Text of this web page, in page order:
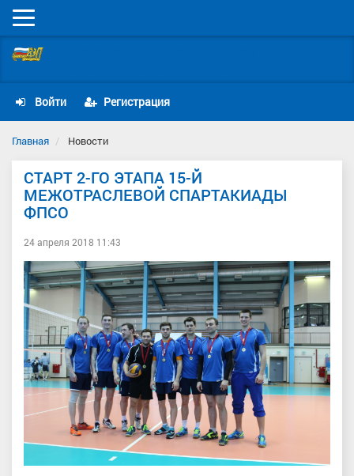
Мобильное
меню
Войти Регистрация
Главная Новости
СТАРТ 2-ГО ЭТАПА 15-Й
МЕЖОТРАСЛЕВОЙ СПАРТАКИАДЫ
ФПСО
24 апреля 2018 11:43